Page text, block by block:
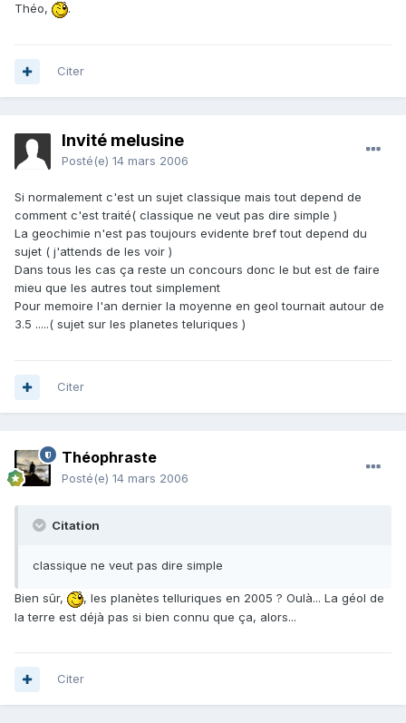
Théo,
.
Citer
Invité melusine
Posté(e) 14 mars 2006
Si normalement c'est un sujet classique mais tout depend de
comment c'est traité( classique ne veut pas dire simple )
La geochimie n'est pas toujours evidente bref tout depend du
sujet ( j'attends de les voir )
Dans tous les cas ça reste un concours donc le but est de faire
mieu que les autres tout simplement
Pour memoire l'an dernier la moyenne en geol tournait autour de
3.5 .....( sujet sur les planetes teluriques )
Citer
Théophraste
Posté(e) 14 mars 2006
Citation
classique ne veut pas dire simple
Bien sûr,
, les planètes telluriques en 2005 ? Oulà... La géol de
la terre est déjà pas si bien connu que ça, alors...
Citer